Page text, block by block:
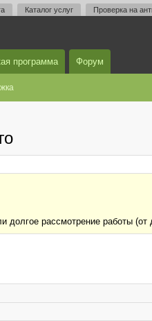
Каталог услуг Проверка на
программа Форум
рассмотрение работы